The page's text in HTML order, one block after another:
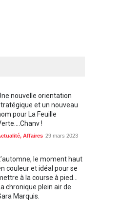
nouvelle orientation
et un nouveau
pour La Feuille
!
, Affaires 29 mars 2023
le moment haut
couleur et idéal pour se
à la course à pied...
chronique plein air de
Marquis.